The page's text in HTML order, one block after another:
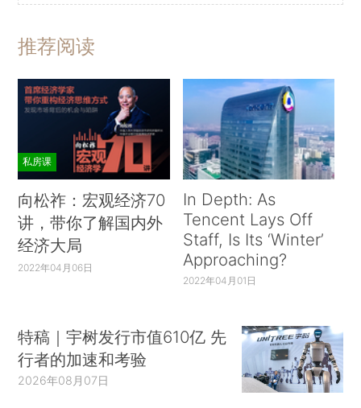
推荐阅读
私房课
向松祚：宏观经济70
讲，带你了解国内外
经济大局
2022年04月06日
In Depth: As
Tencent Lays Off
Staff, Is Its ‘Winter’
Approaching?
2022年04月01日
特稿｜宇树发行市值610亿 先
行者的加速和考验
2026年08月07日